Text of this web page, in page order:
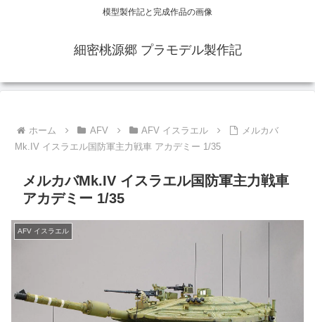
模型製作記と完成作品の画像
細密桃源郷 プラモデル製作記
ホーム AFV AFV イスラエル
メルカバ
Mk.IV イスラエル国防軍主力戦車 アカデミー 1/35
メルカバMk.IV イスラエル国防軍主力戦車
アカデミー 1/35
AFV イスラエル